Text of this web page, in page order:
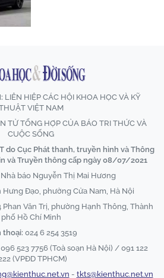
LIÊN HIỆP CÁC HỘI KHOA HỌC VÀ KỸ
VIỆT NAM
TỬ TỔNG HỢP CỦA BÁO TRI THỨC VÀ
CUỘC SỐNG
do Cục Phát thanh, truyền hình và Thông
và Truyền thông cấp ngày 08/07/2021
Nhà báo Nguyễn Thị Mai Hương
Hưng Đạo, phường Cửa Nam, Hà Nội
Văn Trị, phường Hạnh Thông, Thành
phố Hồ Chí Minh
thoại: 024 6 254 3519
523 7756 (Toà soạn Hà Nội) / 091 122
(VPĐD TPHCM)
- tkts@kienthuc.net.vn